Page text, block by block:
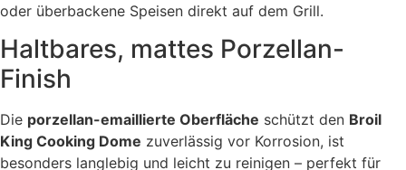
oder überbackene Speisen direkt auf dem Grill.
Haltbares, mattes Porzellan-
Finish
Die porzellan-emaillierte Oberfläche schützt den Broil
King Cooking Dome zuverlässig vor Korrosion, ist
besonders langlebig und leicht zu reinigen – perfekt für